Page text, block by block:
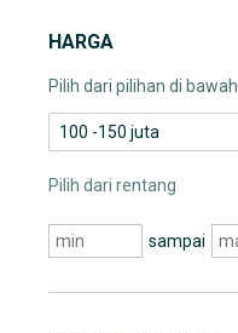
HARGA
Pilih dari pilihan di bawah
100 -150 juta
Pilih dari rentang
sampai